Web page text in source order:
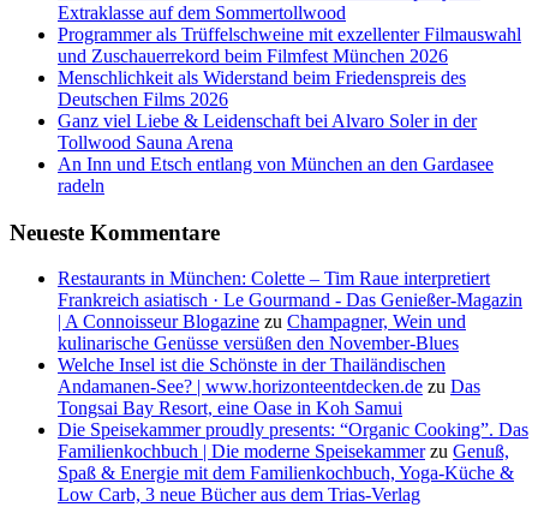
Extraklasse auf dem Sommertollwood
Programmer als Trüffelschweine mit exzellenter Filmauswahl
und Zuschauerrekord beim Filmfest München 2026
Menschlichkeit als Widerstand beim Friedenspreis des
Deutschen Films 2026
Ganz viel Liebe & Leidenschaft bei Alvaro Soler in der
Tollwood Sauna Arena
An Inn und Etsch entlang von München an den Gardasee
radeln
Neueste Kommentare
Restaurants in München: Colette – Tim Raue interpretiert
Frankreich asiatisch · Le Gourmand - Das Genießer-Magazin
| A Connoisseur Blogazine zu Champagner, Wein und
kulinarische Genüsse versüßen den November-Blues
Welche Insel ist die Schönste in der Thailändischen
Andamanen-See? | www.horizonteentdecken.de zu Das
Tongsai Bay Resort, eine Oase in Koh Samui
Die Speisekammer proudly presents: “Organic Cooking”. Das
Familienkochbuch | Die moderne Speisekammerzu Genuß,
Spaß & Energie mit dem Familienkochbuch, Yoga-Küche &
Low Carb, 3 neue Bücher aus dem Trias-Verlag